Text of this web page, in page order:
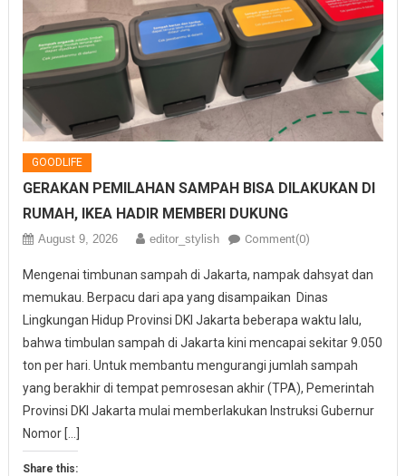
GOODLIFE
GERAKAN PEMILAHAN SAMPAH BISA DILAKUKAN DI
RUMAH, IKEA HADIR MEMBERI DUKUNG
August 9, 2026 editor_stylish Comment(0)
Mengenai timbunan sampah di Jakarta, nampak dahsyat dan
memukau. Berpacu dari apa yang disampaikan Dinas
Lingkungan Hidup Provinsi DKI Jakarta beberapa waktu lalu,
bahwa timbulan sampah di Jakarta kini mencapai sekitar 9.050
ton per hari. Untuk membantu mengurangi jumlah sampah
yang berakhir di tempat pemrosesan akhir (TPA), Pemerintah
Provinsi DKI Jakarta mulai memberlakukan Instruksi Gubernur
Nomor […]
Share this: